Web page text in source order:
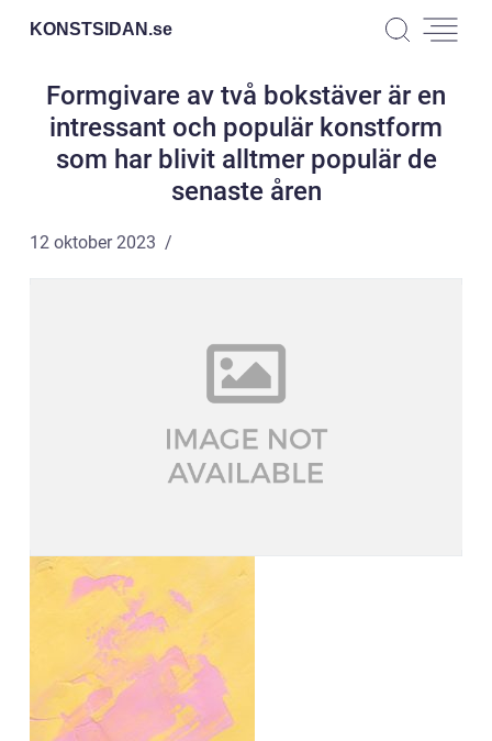
KONSTSIDAN.se
Formgivare av två bokstäver är en
intressant och populär konstform
som har blivit alltmer populär de
senaste åren
12 oktober 2023